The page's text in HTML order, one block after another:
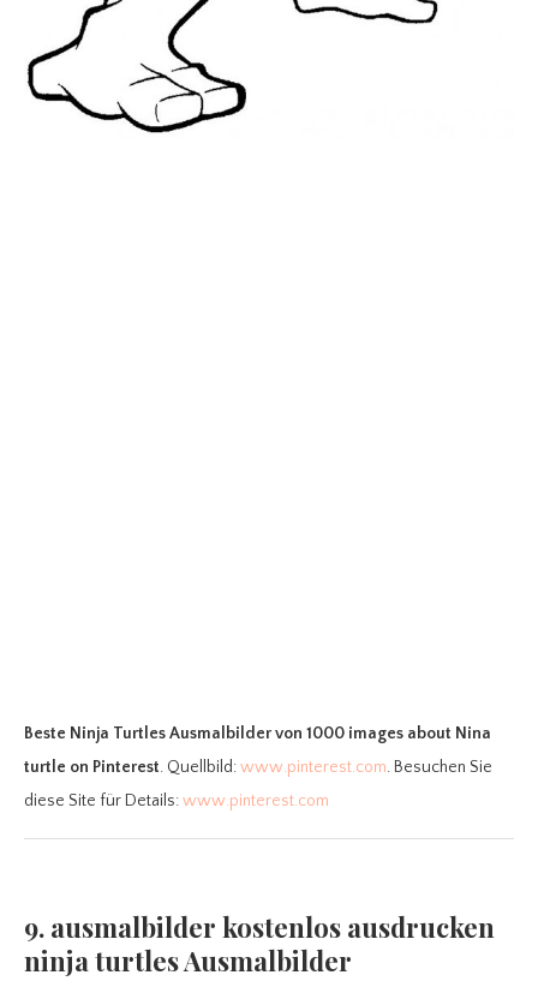
Beste Ninja Turtles Ausmalbildervon 1000 images about Nina
turtle on Pinterest. Quellbild:www.pinterest.com. Besuchen Sie
diese Site für Details:www.pinterest.com
9. ausmalbilder kostenlos ausdrucken
ninja turtles Ausmalbilder